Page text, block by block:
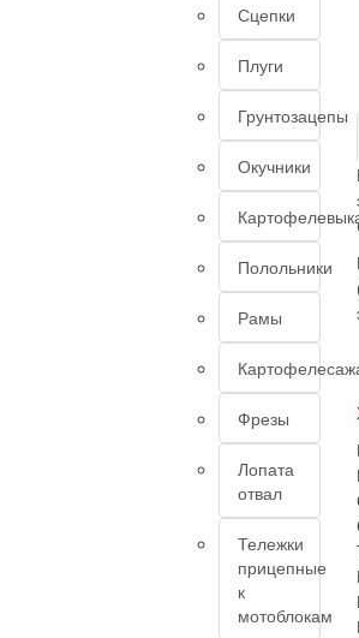
Сцепки
Плуги
Грунтозацепы
Окучники
Полольники
Рамы
Фрезы
Лопата
отвал
Тележки
прицепные
к
мотоблокам